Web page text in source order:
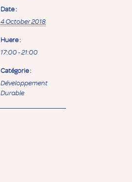
Date :
4 October 2018
Huere :
17:00 - 21:00
Catégorie :
Développement
Durable